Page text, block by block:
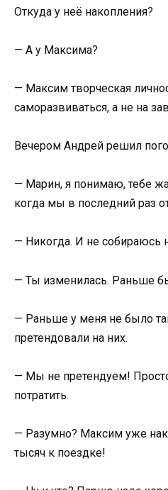
Откуда у неё накопления?
— А у Максима?
— Максим творческая
саморазвиваться, а не на
Вечером Андрей решил
— Марин, я понимаю, тебе
когда мы в последний раз
— Никогда. И не собираюсь
— Ты изменилась. Раньше
— Раньше у меня не было
претендовали на них.
— Мы не претендуем!
потратить.
— Разумно? Максим уже
тысяч к поездке!